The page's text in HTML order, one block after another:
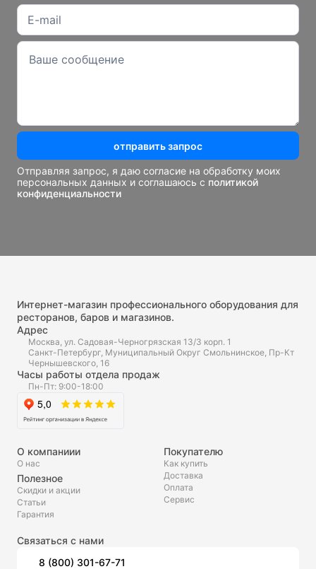
отправить запрос
Отправляя запрос, я даю согласие на обработку моих
персональных данных и соглашаюсь с политикой
конфиденциальности
Интернет-магазин профессионального оборудования для
ресторанов, баров и магазинов.
Адрес
Москва, ул. Садовая-Черногрязская 13/3 корп. 1
Санкт-Петербург, Муниципальный Округ Смольнинское, Пр-Кт
Чернышевского, 16
Часы работы отдела продаж
Пн-Пт: 9:00-18:00
О компаниии
О нас
Полезное
Скидки и акции
Статьи
Гарантия
Покупателю
Как купить
Доставка
Оплата
Сервис
Связаться с нами
8 (800) 301-67-71